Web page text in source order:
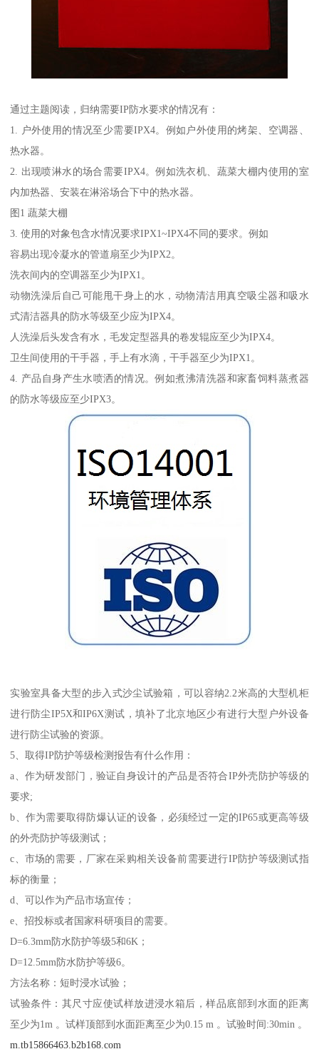
通过主题阅读，归纳需要IP防水要求的情况有：
1. 户外使用的情况至少需要IPX4。例如户外使用的烤架、空调器、
热水器。
2. 出现喷淋水的场合需要IPX4。例如洗衣机、蔬菜大棚内使用的室
内加热器、安装在淋浴场合下中的热水器。
图1 蔬菜大棚
3. 使用的对象包含水情况要求IPX1~IPX4不同的要求。例如
容易出现冷凝水的管道扇至少为IPX2。
洗衣间内的空调器至少为IPX1。
动物洗澡后自己可能甩干身上的水，动物清洁用真空吸尘器和吸水
式清洁器具的防水等级至少应为IPX4。
人洗澡后头发含有水，毛发定型器具的卷发辊应至少为IPX4。
卫生间使用的干手器，手上有水滴，干手器至少为IPX1。
4. 产品自身产生水喷洒的情况。例如煮沸清洗器和家畜饲料蒸煮器
的防水等级应至少IPX3。
实验室具备大型的步入式沙尘试验箱，可以容纳2.2米高的大型机柜
进行防尘IP5X和IP6X测试，填补了北京地区少有进行大型户外设备
进行防尘试验的资源。
5、取得IP防护等级检测报告有什么作用：
a、作为研发部门，验证自身设计的产品是否符合IP外壳防护等级的
要求;
b、作为需要取得防爆认证的设备，必须经过一定的IP65或更高等级
的外壳防护等级测试；
c、市场的需要，厂家在采购相关设备前需要进行IP防护等级测试指
标的衡量；
d、可以作为产品市场宣传；
e、招投标或者国家科研项目的需要。
D=6.3mm防水防护等级5和6K；
D=12.5mm防水防护等级6。
方法名称：短时浸水试验；
试验条件：其尺寸应使试样放进浸水箱后，样品底部到水面的距离
至少为1m 。试样顶部到水面距离至少为0.15 m 。试验时间:30min 。
m.tb15866463.b2b168.com